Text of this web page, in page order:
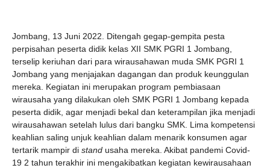
Jombang, 13 Juni 2022. Ditengah gegap-gempita pesta
perpisahan peserta didik kelas XII SMK PGRI 1 Jombang,
terselip keriuhan dari para wirausahawan muda SMK PGRI 1
Jombang yang menjajakan dagangan dan produk keunggulan
mereka. Kegiatan ini merupakan program pembiasaan
wirausaha yang dilakukan oleh SMK PGRI 1 Jombang kepada
peserta didik, agar menjadi bekal dan keterampilan jika menjadi
wirausahawan setelah lulus dari bangku SMK. Lima kompetensi
keahlian saling unjuk keahlian dalam menarik konsumen agar
tertarik mampir di stand usaha mereka. Akibat pandemi Covid-
19 2 tahun terakhir ini mengakibatkan kegiatan kewirausahaan